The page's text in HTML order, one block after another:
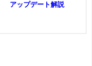
アップデート解説